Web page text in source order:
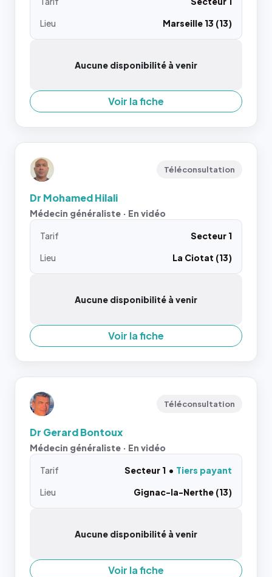
Lieu
Marseille 13 (13)
Aucune disponibilité à venir
Voir la fiche
Téléconsultation
Dr Mohamed Hilali
Médecin généraliste · En vidéo
Tarif
Secteur 1
Lieu
La Ciotat (13)
Aucune disponibilité à venir
Voir la fiche
Téléconsultation
Dr Gerard Bontoux
Médecin généraliste · En vidéo
Tarif Secteur 1
Tiers payant
Lieu
Gignac-la-Nerthe (13)
Aucune disponibilité à venir
Voir la fiche